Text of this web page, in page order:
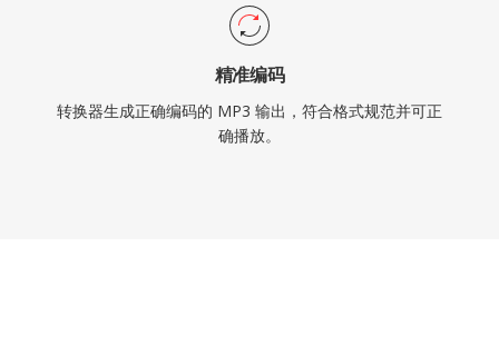
精准编码
转换器生成正确编码的 MP3 输出，符合格式规范并可正
确播放。